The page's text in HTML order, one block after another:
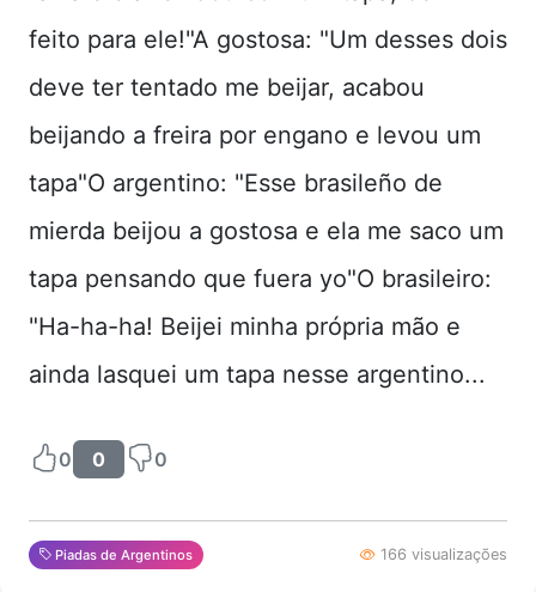
feito para ele!"A gostosa: "Um desses dois
deve ter tentado me beijar, acabou
beijando a freira por engano e levou um
tapa"O argentino: "Esse brasileño de
mierda beijou a gostosa e ela me saco um
tapa pensando que fuera yo"O brasileiro:
"Ha-ha-ha! Beijei minha própria mão e
ainda lasquei um tapa nesse argentino...
0 0 0
Piadas de Argentinos 166 visualizações